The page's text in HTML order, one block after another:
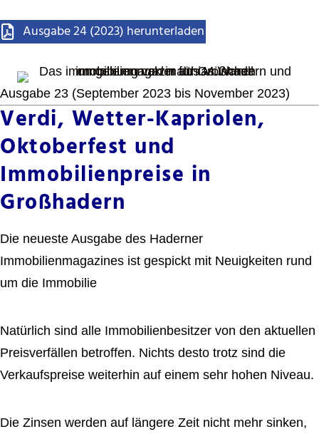
Ausgabe 24 (2023) herunterladen
Ausgabe 23 (September 2023 bis November 2023)
Verdi, Wetter-Kapriolen,
Oktoberfest und
Immobilienpreise in
Großhadern
Die neueste Ausgabe des Haderner
Immobilienmagazines ist gespickt mit Neuigkeiten rund
um die Immobilie
Natürlich sind alle Immobilienbesitzer von den aktuellen
Preisverfällen betroffen. Nichts desto trotz sind die
Verkaufspreise weiterhin auf einem sehr hohen Niveau.
Die Zinsen werden auf längere Zeit nicht mehr sinken,